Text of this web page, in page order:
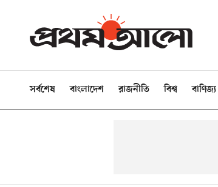
সর্বশেষ বাংলাদেশ রাজনীতি বিশ্ব বাণিজ্য